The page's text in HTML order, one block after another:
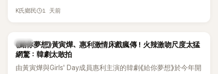
終不幸身亡，消息曝光後震驚韓網，也讓不少粉絲湧入社群平
K氏鄉民 1 天前
韓劇
《給你夢想》黃寅燁、惠利激情床戲瘋傳！火辣激吻尺度太猛
網驚：韓劇太敢拍
由黃寅燁與Girls' Day成員惠利主演的韓劇《給你夢想》於今年開